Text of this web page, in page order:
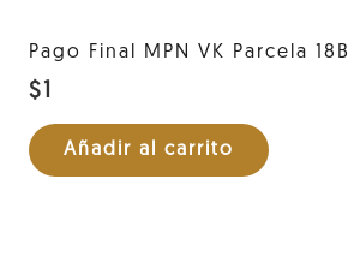
Pago Final MPN VK Parcela 18B
$1
Añadir al carrito